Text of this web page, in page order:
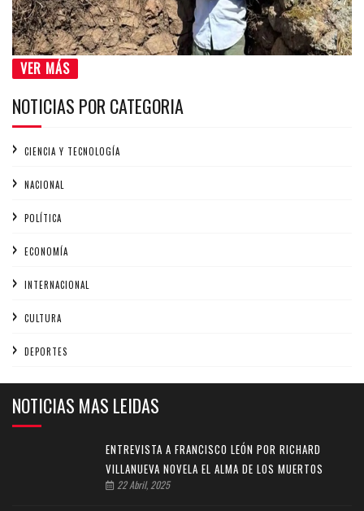
VER MÁS
NOTICIAS POR CATEGORIA
CIENCIA Y TECNOLOGÍA
NACIONAL
POLÍTICA
ECONOMÍA
INTERNACIONAL
CULTURA
DEPORTES
NOTICIAS MAS LEIDAS
ENTREVISTA A FRANCISCO LEÓN POR RICHARD
VILLANUEVA NOVELA EL ALMA DE LOS MUERTOS
22 Abril, 2025